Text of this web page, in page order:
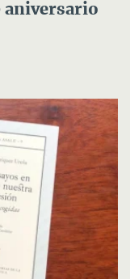
aniversario